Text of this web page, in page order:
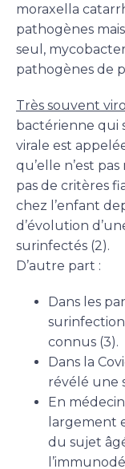
moraxella
pathogènes
seul,
pathogènes de
Très souvent
bactérienne qui
virale est
qu’elle n’est
pas de critères
chez l’enfant
d’évolution
surinfectés (2).
D’autre part :
Dans les
connus (3).
Dans la
révélé une
En
largement
du sujet